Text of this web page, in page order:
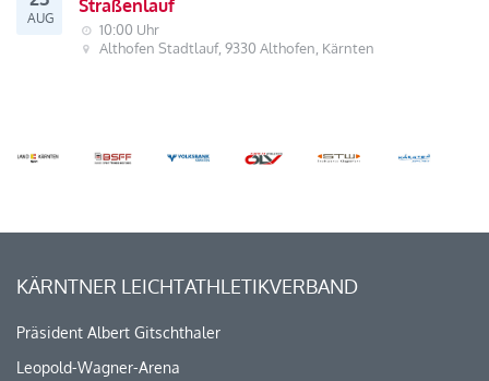
AUG
Straßenlauf
10:00 Uhr
Althofen Stadtlauf, 9330 Althofen, Kärnten
KÄRNTNER LEICHTATHLETIKVERBAND
Präsident Albert Gitschthaler
Leopold-Wagner-Arena